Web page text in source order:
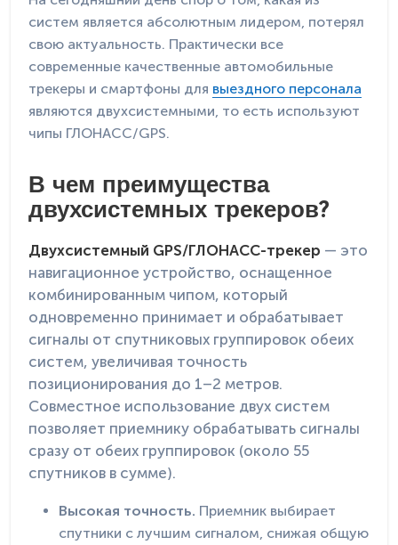
систем является абсолютным лидером, потерял
свою актуальность. Практически все
современные качественные автомобильные
трекеры и смартфоны для выездного персонала
являются двухсистемными, то есть используют
чипы ГЛОНАСС/GPS.
В чем преимущества
двухсистемных трекеров?
Двухсистемный GPS/ГЛОНАСС-трекер — это
навигационное устройство, оснащенное
комбинированным чипом, который
одновременно принимает и обрабатывает
сигналы от спутниковых группировок обеих
систем, увеличивая точность
позиционирования до 1–2 метров.
Совместное использование двух систем
позволяет приемнику обрабатывать сигналы
сразу от обеих группировок (около 55
спутников в сумме).
Высокая точность. Приемник выбирает
спутники с лучшим сигналом, снижая общую